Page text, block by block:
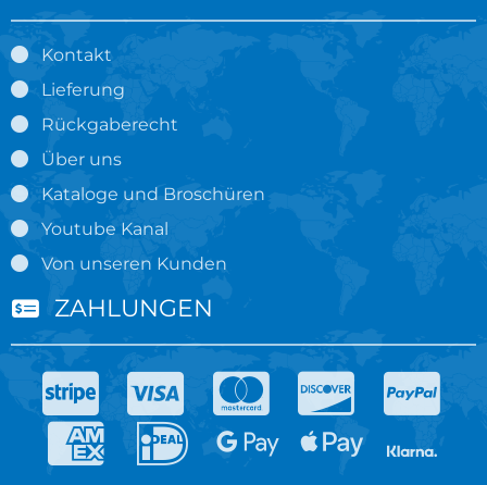
Kontakt
Lieferung
Rückgaberecht
Über uns
Kataloge und Broschüren
Youtube Kanal
Von unseren Kunden
ZAHLUNGEN